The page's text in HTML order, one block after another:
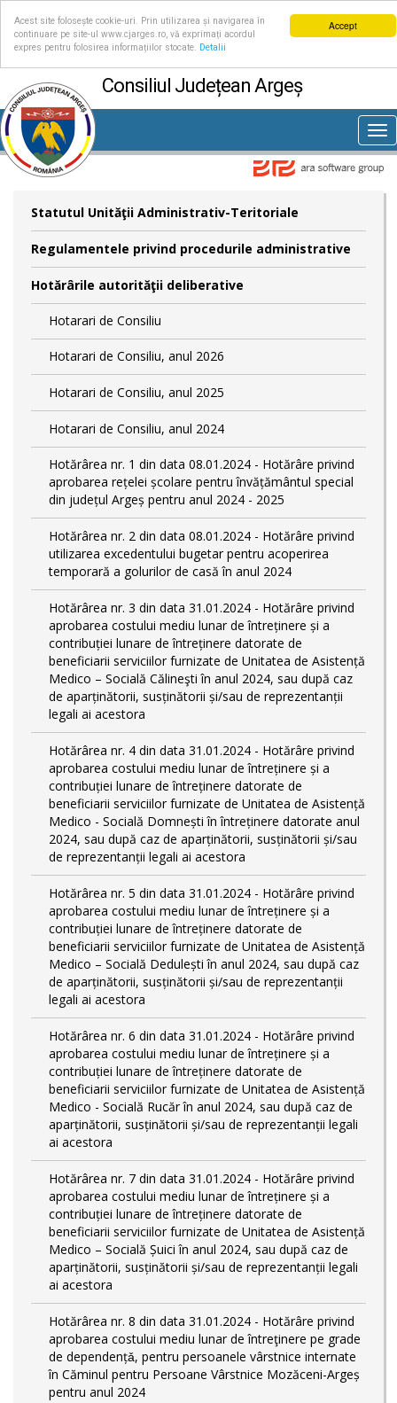
Accept
Acest site folosește cookie-uri. Prin utilizarea și navigarea în
continuare pe site-ul www.cjarges.ro, vă exprimați acordul
expres pentru folosirea informațiilor stocate.
Detalii
Consiliul Județean Argeș
Statutul Unităţii Administrativ-Teritoriale
Regulamentele privind procedurile administrative
Hotărârile autorităţii deliberative
Hotarari de Consiliu
Hotarari de Consiliu, anul 2026
Hotarari de Consiliu, anul 2025
Hotarari de Consiliu, anul 2024
Hotărârea nr. 1 din data 08.01.2024 - Hotărâre privind
aprobarea rețelei școlare pentru învățământul special
din județul Argeș pentru anul 2024 - 2025
Hotărârea nr. 2 din data 08.01.2024 - Hotărâre privind
utilizarea excedentului bugetar pentru acoperirea
temporară a golurilor de casă în anul 2024
Hotărârea nr. 3 din data 31.01.2024 - Hotărâre privind
aprobarea costului mediu lunar de întreținere și a
contribuției lunare de întreținere datorate de
beneficiarii serviciilor furnizate de Unitatea de Asistență
Medico – Socială Călineşti în anul 2024, sau după caz
de aparținătorii, susținătorii și/sau de reprezentanții
legali ai acestora
Hotărârea nr. 4 din data 31.01.2024 - Hotărâre privind
aprobarea costului mediu lunar de întreținere și a
contribuției lunare de întreținere datorate de
beneficiarii serviciilor furnizate de Unitatea de Asistență
Medico - Socială Domnești în întreținere datorate anul
2024, sau după caz de aparținătorii, susținătorii și/sau
de reprezentanții legali ai acestora
Hotărârea nr. 5 din data 31.01.2024 - Hotărâre privind
aprobarea costului mediu lunar de întreținere și a
contribuției lunare de întreținere datorate de
beneficiarii serviciilor furnizate de Unitatea de Asistență
Medico – Socială Dedulești în anul 2024, sau după caz
de aparținătorii, susținătorii și/sau de reprezentanții
legali ai acestora
Hotărârea nr. 6 din data 31.01.2024 - Hotărâre privind
aprobarea costului mediu lunar de întreținere și a
contribuției lunare de întreținere datorate de
beneficiarii serviciilor furnizate de Unitatea de Asistență
Medico - Socială Rucăr în anul 2024, sau după caz de
aparținătorii, susținătorii și/sau de reprezentanții legali
ai acestora
Hotărârea nr. 7 din data 31.01.2024 - Hotărâre privind
aprobarea costului mediu lunar de întreținere și a
contribuției lunare de întreținere datorate de
beneficiarii serviciilor furnizate de Unitatea de Asistență
Medico – Socială Șuici în anul 2024, sau după caz de
aparținătorii, susținătorii și/sau de reprezentanții legali
ai acestora
Hotărârea nr. 8 din data 31.01.2024 - Hotărâre privind
aprobarea costului mediu lunar de întreţinere pe grade
de dependențǎ, pentru persoanele vârstnice internate
în Căminul pentru Persoane Vârstnice Mozăceni-Argeș
pentru anul 2024